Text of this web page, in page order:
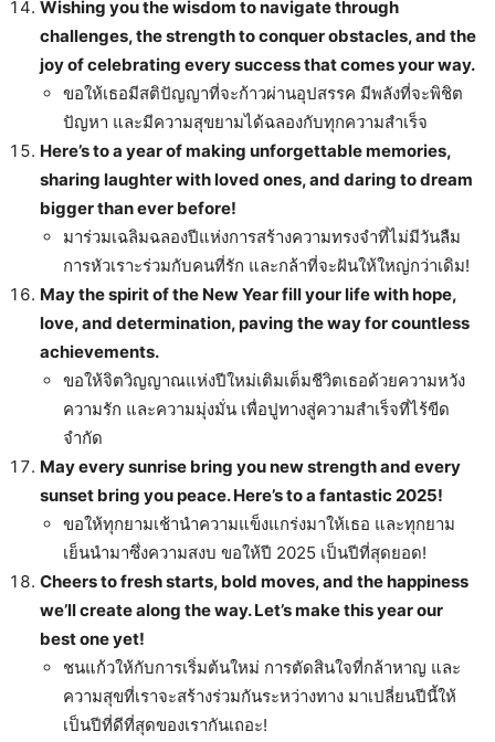
Wishing you the wisdom to navigate through
challenges, the strength to conquer obstacles, and the
joy of celebrating every success that comes your way.
ขอให้เธอมีสติปัญญาที่จะก้าวผ่านอุปสรรค มีพลังที่จะพิชิต
ปัญหา และมีความสุขยามได้ฉลองกับทุกความสำเร็จ
Here’s to a year of making unforgettable memories,
sharing laughter with loved ones, and daring to dream
bigger than ever before!
มาร่วมเฉลิมฉลองปีแห่งการสร้างความทรงจำที่ไม่มีวันลืม
การหัวเราะร่วมกับคนที่รัก และกล้าที่จะฝันให้ใหญ่กว่าเดิม!
May the spirit of the New Year fill your life with hope,
love, and determination, paving the way for countless
achievements.
ขอให้จิตวิญญาณแห่งปีใหม่เติมเต็มชีวิตเธอด้วยความหวัง
ความรัก และความมุ่งมั่น เพื่อปูทางสู่ความสำเร็จที่ไร้ขีด
จำกัด
May every sunrise bring you new strength and every
sunset bring you peace. Here’s to a fantastic 2025!
ขอให้ทุกยามเช้านำความแข็งแกร่งมาให้เธอ และทุกยาม
เย็นนำมาซึ่งความสงบ ขอให้ปี 2025 เป็นปีที่สุดยอด!
Cheers to fresh starts, bold moves, and the happiness
we’ll create along the way. Let’s make this year our
best one yet!
ชนแก้วให้กับการเริ่มต้นใหม่ การตัดสินใจที่กล้าหาญ และ
ความสุขที่เราจะสร้างร่วมกันระหว่างทาง มาเปลี่ยนปีนี้ให้
เป็นปีที่ดีที่สุดของเรากันเถอะ!